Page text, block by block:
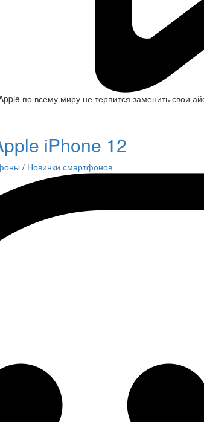
по всему миру не терпится заменить свои
iPhone 12
/ Новинки смартфонов